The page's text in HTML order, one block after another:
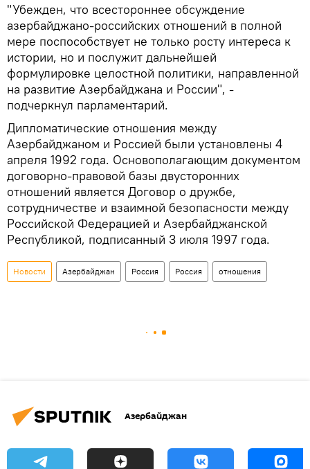
"Убежден, что всестороннее обсуждение
азербайджано-российских отношений в полной
мере поспособствует не только росту интереса к
истории, но и послужит дальнейшей
формулировке целостной политики, направленной
на развитие Азербайджана и России", -
подчеркнул парламентарий.
Дипломатические отношения между
Азербайджаном и Россией были установлены 4
апреля 1992 года. Основополагающим документом
договорно-правовой базы двусторонних
отношений является Договор о дружбе,
сотрудничестве и взаимной безопасности между
Российской Федерацией и Азербайджанской
Республикой, подписанный 3 июля 1997 года.
Новости Азербайджан Россия Россия отношения
Азербайджан